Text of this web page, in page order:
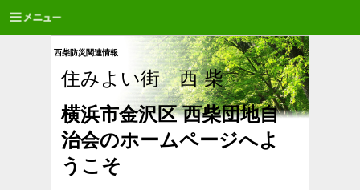
西柴防災関連情報
住みよい街 西 柴
横浜市金沢区 西柴団地自
治会のホームページへよ
うこそ